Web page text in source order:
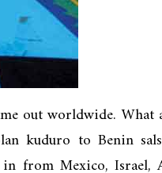
out worldwide. What
kuduro to Benin
from Mexico, Israel,